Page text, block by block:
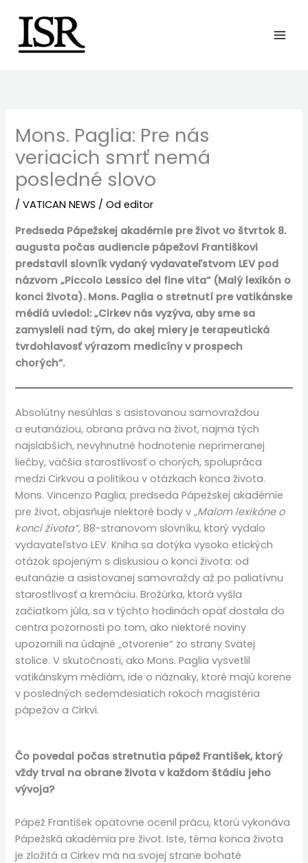
obsah
Mons. Paglia: Pre nás
veriacich smrť nemá
posledné slovo
/VATICAN NEWS / Od editor
Predseda Pápežskej akadémie pre život vo štvrtok 8.
augusta počas audiencie pápežovi Františkovi
predstavil slovník vydaný vydavateľstvom LEV pod
názvom „Piccolo Lessico del fine vita“ (Malý lexikón o
konci života). Mons. Paglia o stretnutí pre vatikánske
médiá uviedol: „Cirkev nás vyzýva, aby sme sa
zamysleli nad tým, do akej miery je terapeutická
tvrdohlavosť výrazom medicíny v prospech
chorých“.
Absolútny nesúhlas s asistovanou samovraždou
a eutanáziou, obrana práva na život, najmä tých
najslabších, nevyhnutné hodnotenie neprimeranej
liečby, väčšia starostlivosť o chorých, spolupráca
medzi Cirkvou a politikou v otázkach konca života.
Mons. Vincenzo Paglia, predseda Pápežskej akadémie
pre život, objasňuje niektoré body v„Malom lexikóne o
konci života“,88-stranovom slovníku, ktorý vydalo
vydavateľstvo LEV. Kniha sa dotýka vysoko etických
otázok spojeným s diskusiou o konci života: od
eutanázie a asistovanej samovraždy až po paliatívnu
starostlivosť a kremáciu. Brožúrka, ktorá vyšla
začiatkom júla, sa v týchto hodinách opäť dostala do
centra pozornosti po tom, ako niektoré noviny
upozornili na údajné „otvorenie“ zo strany Svätej
stolice. V skutočnosti, ako Mons. Paglia vysvetlil
vatikánskym médiám, ide o náznaky, ktoré majú korene
v posledných sedemdesiatich rokoch magistéria
pápežov a Cirkvi.
Čo povedal počas stretnutia pápež František, ktorý
vždy trval na obrane života v každom štádiu jeho
vývoja?
Pápež František opätovne ocenil prácu, ktorú vykonáva
Pápežská akadémia pre život. Iste, téma konca života
je zložitá a Cirkev má na svojej strane bohaté